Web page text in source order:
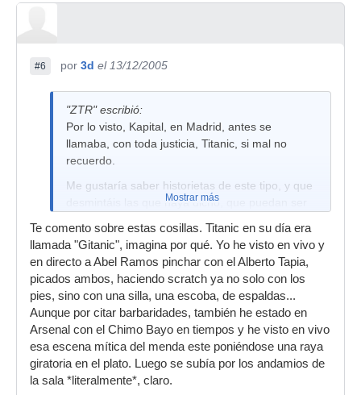
#6 por 3d el 13/12/2005
"ZTR" escribió:
Por lo visto, Kapital, en Madrid, antes se
llamaba, con toda justicia, Titanic, si mal no
recuerdo.
Me gustaría saber historietas de este tipo, y que
desmintáis las que haya dicho, que puedan ser
de DJs, como que si Abel Ramos scratcheaba
con los pies, o algunas sesiones del mítico
Dixkontrol, o incluso frikadas como que ciertos
DJs si no cuentan con cierto "equipamiento" en
cabina, se niegan a pinchar...
Un saludo, y si no os parece interesante el hilo, o
si la he cagado demasiado, pido disculpas por
adelantado.
PD: la sala Universal Island de Parquesur de
Mostrar más
Te comento sobre estas cosillas. Titanic en su día era
llamada "Gitanic", imagina por qué. Yo he visto en vivo y
en directo a Abel Ramos pinchar con el Alberto Tapia,
picados ambos, haciendo scratch ya no solo con los
pies, sino con una silla, una escoba, de espaldas...
Aunque por citar barbaridades, también he estado en
Arsenal con el Chimo Bayo en tiempos y he visto en vivo
esa escena mítica del menda este poniéndose una raya
giratoria en el plato. Luego se subía por los andamios de
la sala *literalmente*, claro.